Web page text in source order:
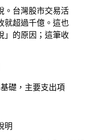
。台灣股市交易活
就超過千億。這也
」的原因；這筆收
礎，主要支出項
明